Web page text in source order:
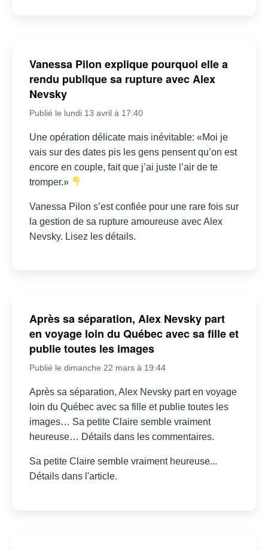
Vanessa Pilon explique pourquoi elle a
rendu publique sa rupture avec Alex
Nevsky
Publié le lundi 13 avril à 17:40
Une opération délicate mais inévitable: «Moi je
vais sur des dates pis les gens pensent qu’on est
encore en couple, fait que j’ai juste l’air de te
tromper.»
Vanessa Pilon s’est confiée pour une rare fois sur
la gestion de sa rupture amoureuse avec Alex
Nevsky. Lisez les détails.
Après sa séparation, Alex Nevsky part
en voyage loin du Québec avec sa fille et
publie toutes les images
Publié le dimanche 22 mars à 19:44
Après sa séparation, Alex Nevsky part en voyage
loin du Québec avec sa fille et publie toutes les
images… Sa petite Claire semble vraiment
heureuse… Détails dans les commentaires.
Sa petite Claire semble vraiment heureuse...
Détails dans l'article.